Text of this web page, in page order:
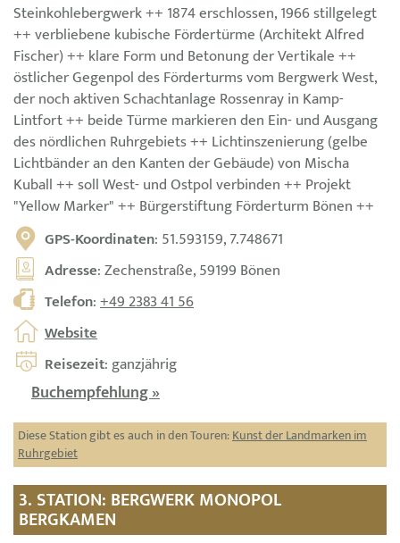
Steinkohlebergwerk ++ 1874 erschlossen, 1966 stillgelegt
++ verbliebene kubische Fördertürme (Architekt Alfred
Fischer) ++ klare Form und Betonung der Vertikale ++
östlicher Gegenpol des Förderturms vom Bergwerk West,
der noch aktiven Schachtanlage Rossenray in Kamp-
Lintfort ++ beide Türme markieren den Ein- und Ausgang
des nördlichen Ruhrgebiets ++ Lichtinszenierung (gelbe
Lichtbänder an den Kanten der Gebäude) von Mischa
Kuball ++ soll West- und Ostpol verbinden ++ Projekt
"Yellow Marker" ++ Bürgerstiftung Förderturm Bönen ++
GPS-Koordinaten: 51.593159, 7.748671
Adresse: Zechenstraße, 59199 Bönen
Telefon:+49 2383 41 56
Website
Reisezeit: ganzjährig
Buchempfehlung »
Diese Station gibt es auch in den Touren:Kunst der Landmarken im
Ruhrgebiet
3. STATION: BERGWERK MONOPOL
BERGKAMEN